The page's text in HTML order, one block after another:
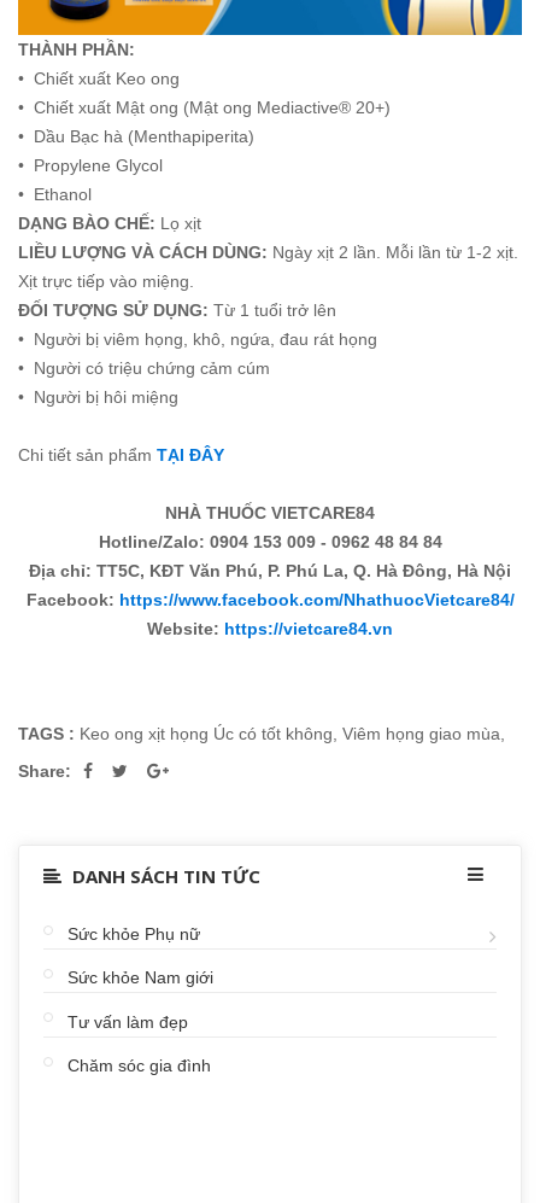
THÀNH PHẦN:
• Chiết xuất Keo ong
• Chiết xuất Mật ong (Mật ong Mediactive® 20+)
• Dầu Bạc hà (Menthapiperita)
• Propylene Glycol
• Ethanol
DẠNG BÀO CHẾ: Lọ xịt
LIỀU LƯỢNG VÀ CÁCH DÙNG: Ngày xịt 2 lần. Mỗi lần từ 1-2 xịt.
Xịt trực tiếp vào miệng.
ĐỐI TƯỢNG SỬ DỤNG: Từ 1 tuổi trở lên
• Người bị viêm họng, khô, ngứa, đau rát họng
• Người có triệu chứng cảm cúm
• Người bị hôi miệng
Chi tiết sản phẩm TẠI ĐÂY
NHÀ THUỐC VIETCARE84
Hotline/Zalo: 0904 153 009 - 0962 48 84 84
Địa chỉ: TT5C, KĐT Văn Phú, P. Phú La, Q. Hà Đông, Hà Nội
Facebook: https://www.facebook.com/NhathuocVietcare84/
Website: https://vietcare84.vn
TAGS : Keo ong xịt họng Úc có tốt không Viêm họng giao mùa
Share:
DANH SÁCH TIN TỨC
Sức khỏe Phụ nữ
Sức khỏe Nam giới
Tư vấn làm đẹp
Chăm sóc gia đình